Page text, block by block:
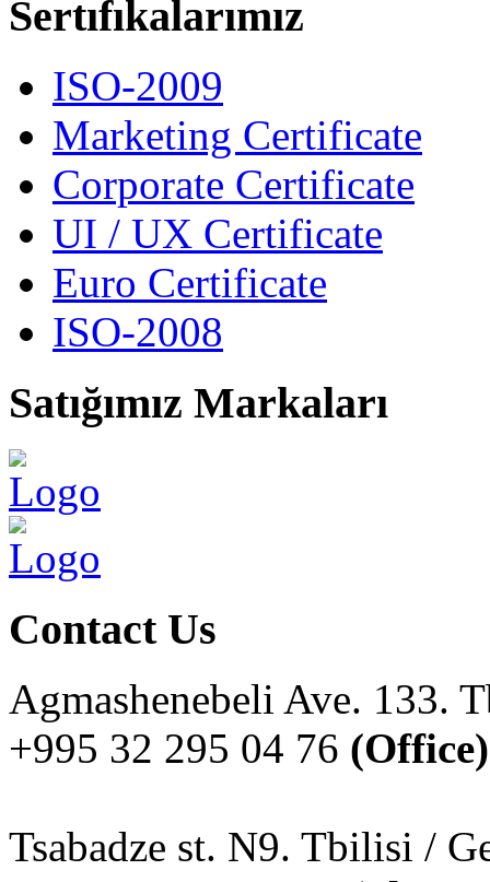
Sertıfıkalarımız
ISO-2009
Marketing Certificate
Corporate Certificate
UI / UX Certificate
Euro Certificate
ISO-2008
Satığımız Markaları
ContactUs
Agmashenebeli Ave. 133.
+995 32 295 04 76 (Office)
Tsabadze st. N9. Tbilisi /